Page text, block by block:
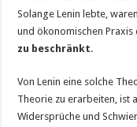
Solange Lenin lebte,
und ökonomischen Praxis
zu beschränkt.
Von Lenin eine solche
Theorie zu erarbeiten, ist
Widersprüche und